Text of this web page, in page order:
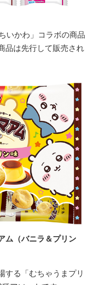
いかわ」コラボの商品
品は先行して販売され
ム（バニラ＆プリン
る「むちゃうまプリ